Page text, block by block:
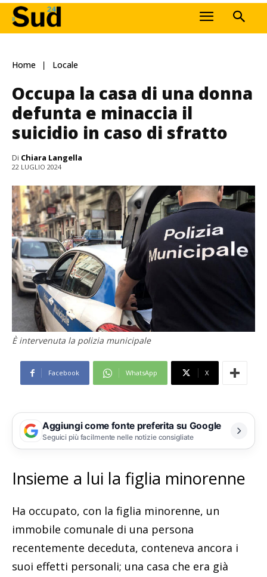
Home Locale
Occupa la casa di una donna
defunta e minaccia il
suicidio in caso di sfratto
Di Chiara Langella
22 LUGLIO 2024
È intervenuta la polizia municipale
Facebook WhatsApp X
Aggiungi come fonte preferita su Google
Seguici più facilmente nelle notizie consigliate
Insieme a lui la figlia minorenne
Ha occupato, con la figlia minorenne, un
immobile comunale di una persona
recentemente deceduta, conteneva ancora i
suoi effetti personali; una casa che era già